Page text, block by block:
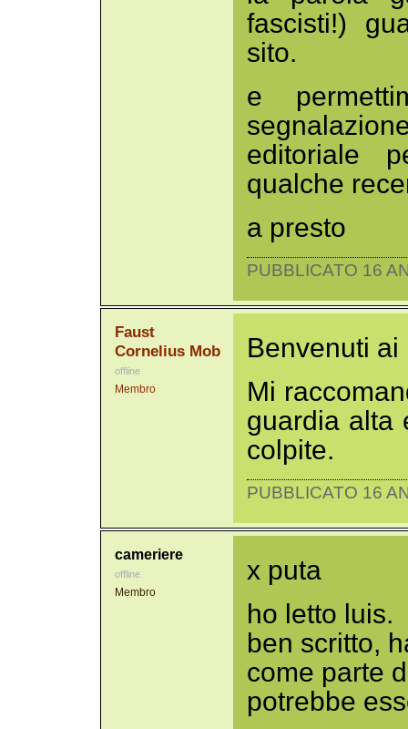
fascisti!)
sito.
e
editoriale
qualche
a presto
PUBBLICATO 16
Faust
Cornelius Mob
offline
Membro
Benvenuti ai
Mi
guardia alta
colpite.
PUBBLICATO 16
cameriere
offline
Membro
x puta
ho letto luis.
ben scritto,
come parte
potrebbe